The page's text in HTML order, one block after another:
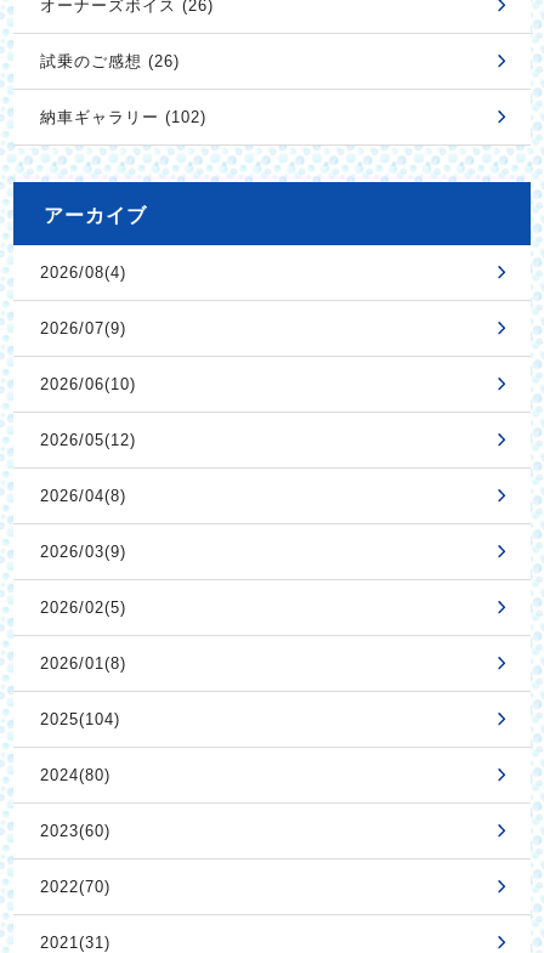
オーナーズボイス (26)
試乗のご感想 (26)
納車ギャラリー (102)
アーカイブ
2026/08(4)
2026/07(9)
2026/06(10)
2026/05(12)
2026/04(8)
2026/03(9)
2026/02(5)
2026/01(8)
2025(104)
2024(80)
2023(60)
2022(70)
2021(31)